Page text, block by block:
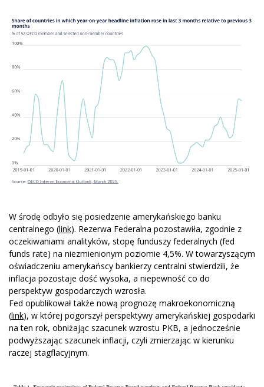
W środę odbyło się posiedzenie amerykańskiego banku
centralnego (link). Rezerwa Federalna pozostawiła, zgodnie z
oczekiwaniami analityków, stopę funduszy federalnych (fed
funds rate) na niezmienionym poziomie 4,5%. W towarzyszącym
oświadczeniu amerykańscy bankierzy centralni stwierdzili, że
inflacja pozostaje dość wysoka, a niepewność co do
perspektyw gospodarczych wzrosła.
Fed opublikował także nową prognozę makroekonomiczną
(link), w której pogorszył perspektywy amerykańskiej gospodarki
na ten rok, obniżając szacunek wzrostu PKB, a jednocześnie
podwyższając szacunek inflacji, czyli zmierzając w kierunku
raczej stagflacyjnym.